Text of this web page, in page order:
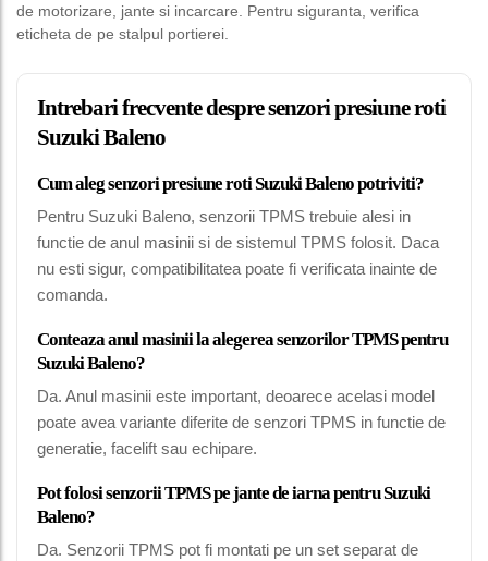
de motorizare, jante si incarcare. Pentru siguranta, verifica
eticheta de pe stalpul portierei.
Intrebari frecvente despre senzori presiune roti
Suzuki Baleno
Cum aleg senzori presiune roti Suzuki Baleno potriviti?
Pentru Suzuki Baleno, senzorii TPMS trebuie alesi in
functie de anul masinii si de sistemul TPMS folosit. Daca
nu esti sigur, compatibilitatea poate fi verificata inainte de
comanda.
Conteaza anul masinii la alegerea senzorilor TPMS pentru
Suzuki Baleno?
Da. Anul masinii este important, deoarece acelasi model
poate avea variante diferite de senzori TPMS in functie de
generatie, facelift sau echipare.
Pot folosi senzorii TPMS pe jante de iarna pentru Suzuki
Baleno?
Da. Senzorii TPMS pot fi montati pe un set separat de